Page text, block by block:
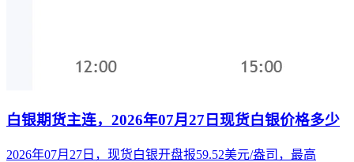
白银期货主连，2026年07月27日现货白银价格多少
2026年07月27日，现货白银开盘报59.52美元/盎司，最高